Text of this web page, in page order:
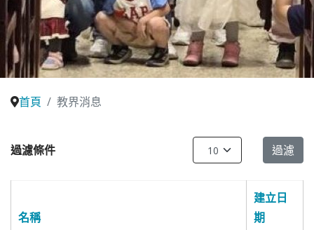
首頁 教界消息
過濾條件 每頁顯示條數 過濾
名稱
建立日
期